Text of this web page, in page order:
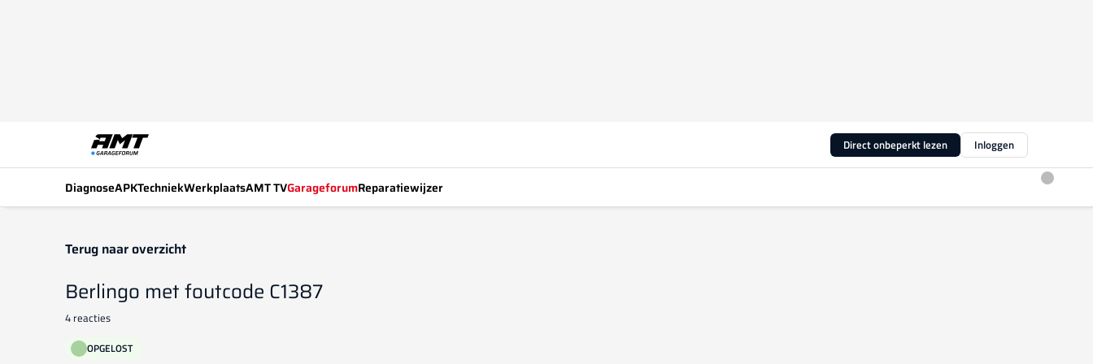
Direct onbeperkt lezen Inloggen
DiagnoseAPKTechniekWerkplaatsAMT TVGarageforumReparatiewijzer
Terug naar overzicht
Berlingo met foutcode C1387
4 reacties
OPGELOST